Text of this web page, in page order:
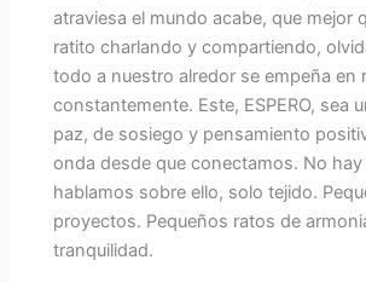
atraviesa el mundo acabe, que mejor
ratito charlando y compartiendo,
todo a nuestro alredor se empeña en
constantemente. Este, ESPERO, sea
paz, de sosiego y pensamiento
onda desde que conectamos. No
hablamos sobre ello, solo tejido.
proyectos. Pequeños ratos de
tranquilidad.